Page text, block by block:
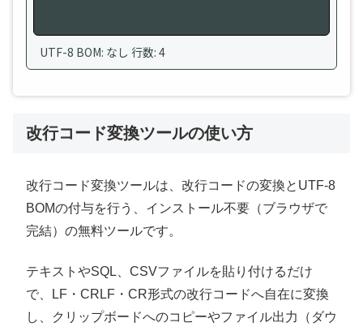
UTF-8 BOM: なし 行数: 4
改行コード変換ツールの使い方
改行コード変換ツールは、改行コードの変換とUTF-8
BOMの付与を行う、インストール不要（ブラウザで
完結）の無料ツールです。
テキストやSQL、CSVファイルを貼り付けるだけ
で、LF・CRLF・CR形式の改行コードへ自在に変換
し、クリップボードへのコピーやファイル出力（ダウ